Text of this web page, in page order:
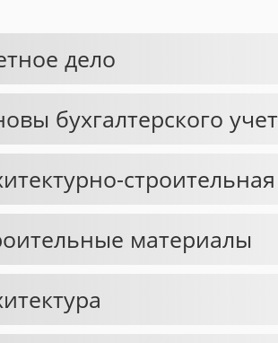
дело
бухгалтерского
материалы